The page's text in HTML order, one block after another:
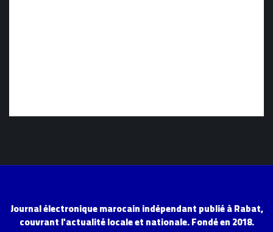
Journal électronique marocain indépendant publié à Rabat,
couvrant l'actualité locale et nationale. Fondé en 2018.